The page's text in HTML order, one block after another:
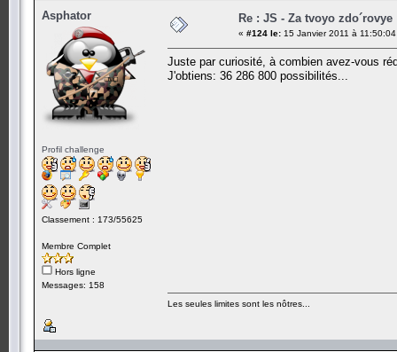
Asphator
Profil challenge
Classement : 173/55625
Membre Complet
Hors ligne
Messages: 158
Re : JS - Za tvoyo zdo´rovye
« #124 le: 15 Janvier 2011 à
Juste par curiosité, à combien avez-vous
J'obtiens: 36 286 800 possibilités...
Les seules limites sont les nôtres...